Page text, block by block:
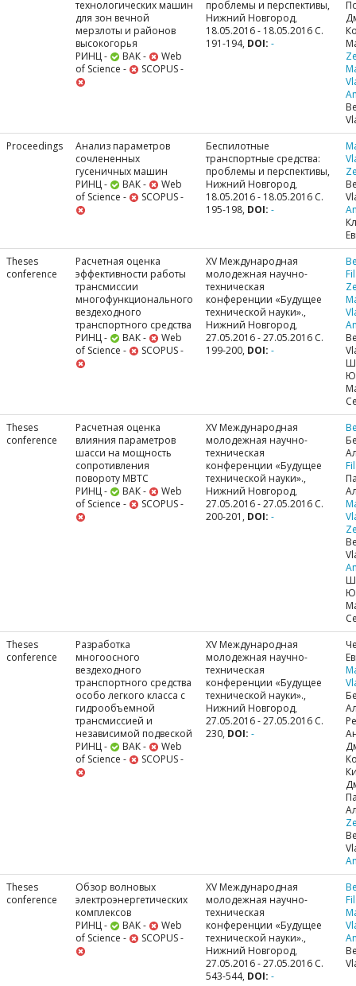
технологических машин
для зон вечной
мерзлоты и районов
высокогорья
РИНЦ -
ВАК -
Web
of Science -
SCOPUS -
проблемы и перспективы,
Нижний Новгород,
18.05.2016 - 18.05.2016 С.
191-194, DOI: -
Proceedings
Анализ параметров
сочлененных
гусеничных машин
РИНЦ -
ВАК -
Web
of Science -
SCOPUS -
Беспилотные
транспортные средства:
проблемы и перспективы,
Нижний Новгород,
18.05.2016 - 18.05.2016 С.
195-198, DOI: -
Theses
conference
Расчетная оценка
эффективности работы
трансмиссии
многофункционального
вездеходного
транспортного средства
РИНЦ -
ВАК -
Web
of Science -
SCOPUS -
XV Международная
молодежная научно-
техническая
конференции «Будущее
технической науки».,
Нижний Новгород,
27.05.2016 - 27.05.2016 С.
199-200, DOI: -
Theses
conference
Расчетная оценка
влияния параметров
шасси на мощность
сопротивления
повороту МВТС
РИНЦ -
ВАК -
Web
of Science -
SCOPUS -
XV Международная
молодежная научно-
техническая
конференции «Будущее
технической науки».,
Нижний Новгород,
27.05.2016 - 27.05.2016 С.
200-201, DOI: -
Theses
conference
Разработка
многоосного
вездеходного
транспортного средства
особо легкого класса с
гидрообъемной
трансмиссией и
независимой подвеской
РИНЦ -
ВАК -
Web
of Science -
SCOPUS -
XV Международная
молодежная научно-
техническая
конференции «Будущее
технической науки».,
Нижний Новгород,
27.05.2016 - 27.05.2016 С.
230, DOI: -
Theses
conference
Обзор волновых
электроэнергетических
комплексов
РИНЦ -
ВАК -
Web
of Science -
SCOPUS -
XV Международная
молодежная научно-
техническая
конференции «Будущее
технической науки».,
Нижний Новгород,
27.05.2016 - 27.05.2016 С.
543-544, DOI: -